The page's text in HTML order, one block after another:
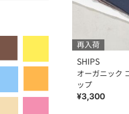
再入荷
SHIPS
オーガニック
ップ
¥3,300